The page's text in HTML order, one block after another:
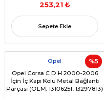
253,21 ₺
Sepete Ekle
%5
Opel
Opel Corsa C D H 2000-2006
İçin İç Kapı Kolu Metal Bağlantı
Parçası (OEM: 13106251, 13297813)